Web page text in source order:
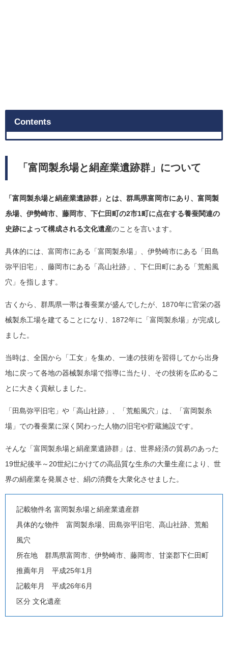
Contents
「富岡製糸場と絹産業遺跡群」について
「富岡製糸場と絹産業遺跡群」とは、群馬県富岡市にあり、富岡製
糸場、伊勢崎市、藤岡市、下仁田町の2市1町に点在する養蚕関連の
史跡によって構成される文化遺産のことを言います。
具体的には、富岡市にある「富岡製糸場」、伊勢崎市にある「田島
弥平旧宅」、藤岡市にある「高山社跡」、下仁田町にある「荒船風
穴」を指します。
古くから、群馬県一帯は養蚕業が盛んでしたが、1870年に官栄の器
械製糸工場を建てることになり、1872年に「富岡製糸場」が完成し
ました。
当時は、全国から「工女」を集め、一連の技術を習得してから出身
地に戻って各地の器械製糸場で指導に当たり、その技術を広めるこ
とに大きく貢献しました。
「田島弥平旧宅」や「高山社跡」、「荒船風穴」は、「富岡製糸
場」での養蚕業に深く関わった人物の旧宅や貯蔵施設です。
そんな「富岡製糸場と絹産業遺跡群」は、世界経済の貿易のあった
19世紀後半～20世紀にかけての高品質な生糸の大量生産により、世
界の絹産業を発展させ、絹の消費を大衆化させました。
記載物件名 富岡製糸場と絹産業遺産群
具体的な物件 富岡製糸場、田島弥平旧宅、高山社跡、荒船
風穴
所在地 群馬県富岡市、伊勢崎市、藤岡市、甘楽郡下仁田町
推薦年月 平成25年1月
記載年月 平成26年6月
区分 文化遺産